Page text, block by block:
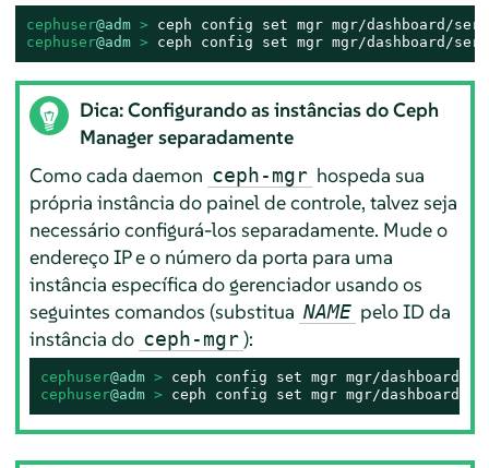
cephuser@adm > ceph config set mgr mgr/dashboard/
cephuser@adm > ceph config set mgr mgr/dashboard/
Dica: Configurando as instâncias do Ceph
Manager separadamente
Como cada daemon ceph-mgr hospeda sua
própria instância do painel de controle, talvez seja
necessário configurá-los separadamente. Mude o
endereço IP e o número da porta para uma
instância específica do gerenciador usando os
seguintes comandos (substitua NAME pelo ID da
instância do ceph-mgr):
cephuser@adm > ceph config set mgr mgr/dashboard/
cephuser@adm > ceph config set mgr mgr/dashboard/